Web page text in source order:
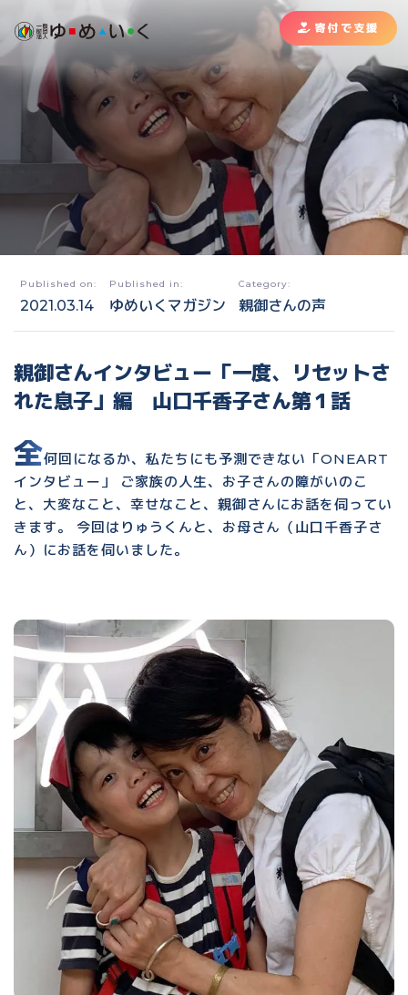
寄付で支援
Published on:
2021.03.14
Published in:
ゆめいくマガジン
Category:
親御さんの声
親御さんインタビュー「一度、リセットさ
れた息子」編 山口千香子さん第１話
全何回になるか、私たちにも予測できない「ONEART
インタビュー」 ご家族の人生、お子さんの障がいのこ
と、大変なこと、幸せなこと、親御さんにお話を伺ってい
きます。 今回はりゅうくんと、お母さん（山口千香子さ
ん）にお話を伺いました。